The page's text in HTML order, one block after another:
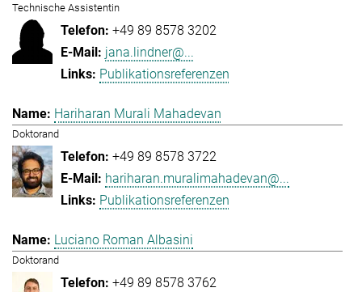
Technische Assistentin
+49 89 8578 3202
jana.lindner@...
Publikationsreferenzen
Hariharan Murali Mahadevan
Doktorand
+49 89 8578 3722
hariharan.muralimahadevan@...
Publikationsreferenzen
Luciano Roman Albasini
Doktorand
+49 89 8578 3762